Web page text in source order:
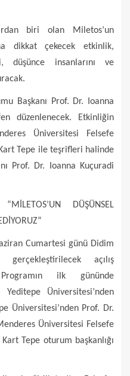
biri olan Miletos’un
dikkat çekecek etkinlik,
düşünce insanlarını ve
Başkanı Prof. Dr. Ioanna
düzenlenecek. Etkinliğin
Üniversitesi Felsefe
Tepe ile teşrifleri halinde
Prof. Dr. Ioanna Kuçuradi
DÜŞÜNSEL
Cumartesi günü Didim
açılış
ilk gününde
Üniversitesi’nden
Üniversitesi’nden Prof. Dr.
Üniversitesi Felsefe
Tepe oturum başkanlığı